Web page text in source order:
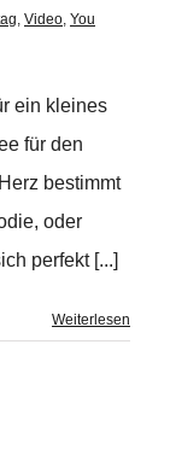
, Video, You
ein kleines
für den
bestimmt
oder
perfekt [...]
Weiterlesen